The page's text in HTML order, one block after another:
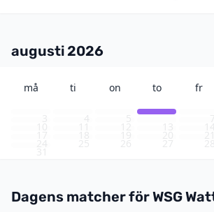
augusti 2026
må ti on to fr
6
Dagens matcher för WSG